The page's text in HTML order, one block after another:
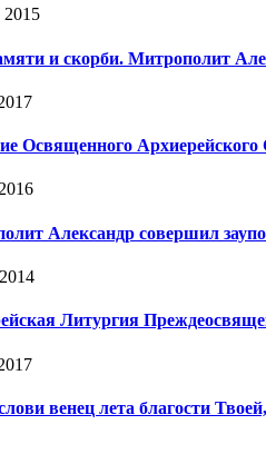
и скорби. Митрополит
Освященного
Александр совершил
Литургия
венец лета благости